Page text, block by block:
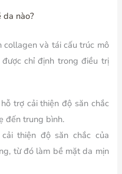
da nào?
collagen và tái cấu trúc mô
chỉ định trong điều trị
hỗ trợ cải thiện độ săn chắc
đến trung bình.
thiện độ săn chắc của
từ đó làm bề mặt da mịn